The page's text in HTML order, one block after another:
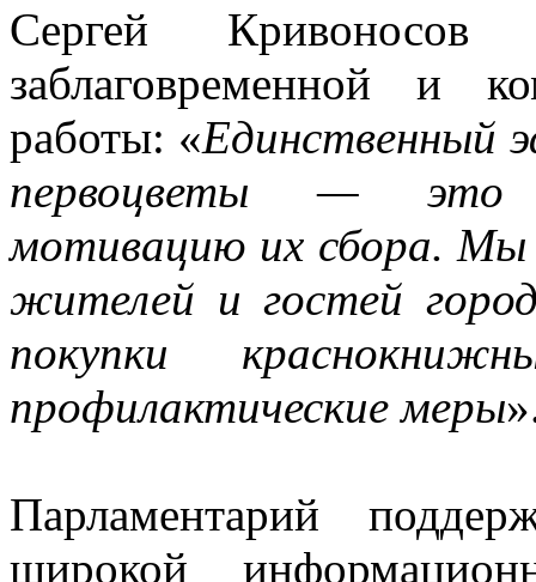
Сергей Кривоносов
заблаговременной и
работы: «Единственный
первоцветы — это
мотивацию их сбора. Мы
жителей и гостей
покупки
профилактические меры
Парламентарий
широкой